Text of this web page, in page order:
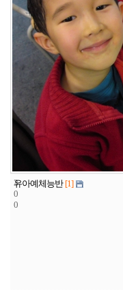
3
0
0
유아예체능반 [1]